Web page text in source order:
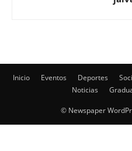
Inicio Eventos Deportes
Noticias
© Newspaper